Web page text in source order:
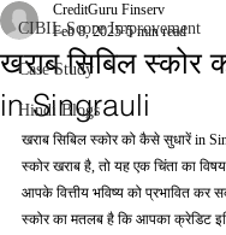
CIBIL Score Improvement
Case Study
Hindi Blogs
खराब सिबिल स्कोर
in Singrauli
CreditGuru Finserv
Feb 8, 2025 5 min read
खराब सिबिल स्कोर को कैसे सुधारें in
स्कोर खराब है, तो यह एक चिंता का
आपके वित्तीय भविष्य को प्रभावित कर
स्कोर का मतलब है कि आपका क्रेडिट